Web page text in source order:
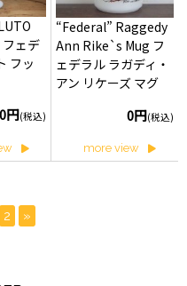
ェデ
フッ
0円(税込)
“Federal” Raggedy
Ann Rike`s Mug フ
ェデラル ラガディ・
アン リケーズ マグ
0円(税込)
more view
2 »